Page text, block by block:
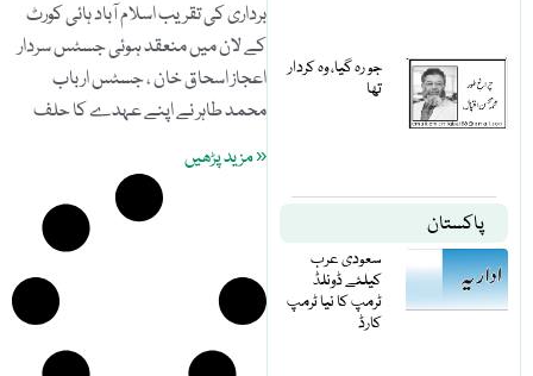
جو رہ گیا، وہ کردار
تھا
پاکستان
سعودی عرب
کیلئے ڈونلڈ
ٹرمپ کا نیا ٹرمپ
کارڈ
برداری کی تقریب اسلام آباد ہائی کورٹ
کے لان میں منعقد ہوئی جسٹس سردار
اعجاز اسحاق خان ، جسٹس ارباب
محمد طاہر نے اپنے عہدے کا حلف
« مزید پڑھیں